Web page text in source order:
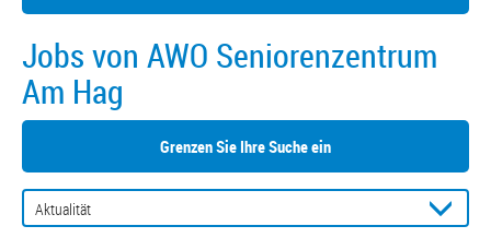
Jobs von AWO Seniorenzentrum
Am Hag
Grenzen Sie Ihre Suche ein